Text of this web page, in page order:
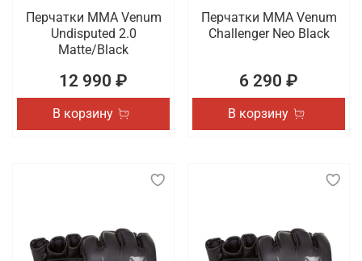
Перчатки ММА Venum
Undisputed 2.0
Matte/Black
12 990 ₽
В корзину
Перчатки ММА Venum
Challenger Neo Black
6 290 ₽
В корзину